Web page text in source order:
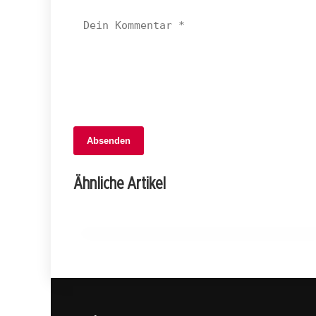
Absenden
Ähnliche Artikel
Landrat beschließt wichtiges
Entlastungspaket: Steueränderungen